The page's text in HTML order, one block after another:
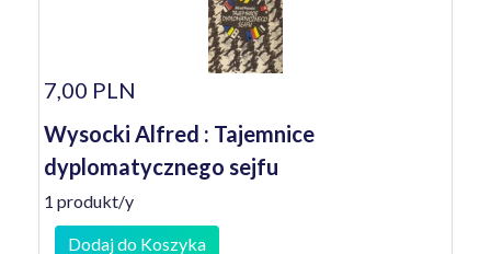
7,00 PLN
Wysocki Alfred : Tajemnice
dyplomatycznego sejfu
1 produkt/y
Dodaj do Koszyka